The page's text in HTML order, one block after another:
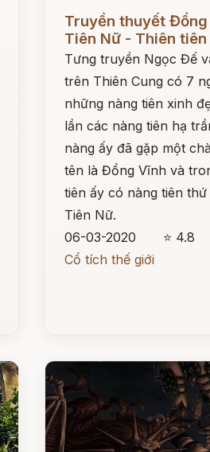
Đọc ngay
Truyền thuyết
Tiên Nữ - Thiên tiên
Tưng truyền Ngọc Đế
trên Thiên Cung có 7
những nàng tiên xinh
lần các nàng tiên hạ
nàng ấy đã gặp một
tên là Đổng Vĩnh và
tiên ấy có nàng tiên
Tiên Nữ.
06-03-2020
⭐ 4.8
Cổ tích thế giới